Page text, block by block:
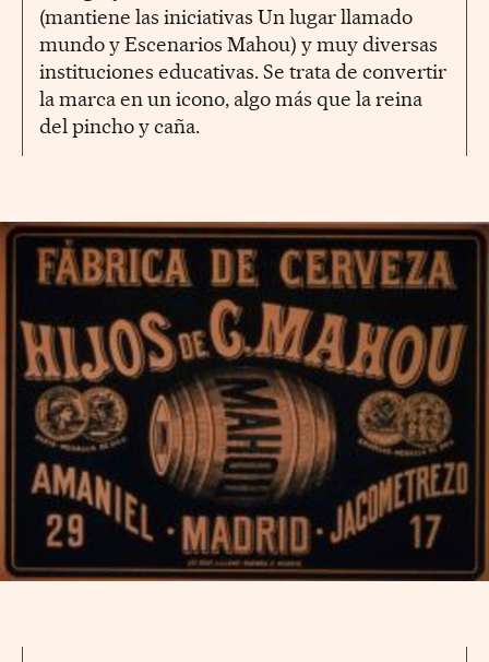
(mantiene las iniciativas Un lugar llamado
mundo y Escenarios Mahou) y muy diversas
instituciones educativas. Se trata de convertir
la marca en un icono, algo más que la reina
del pincho y caña.